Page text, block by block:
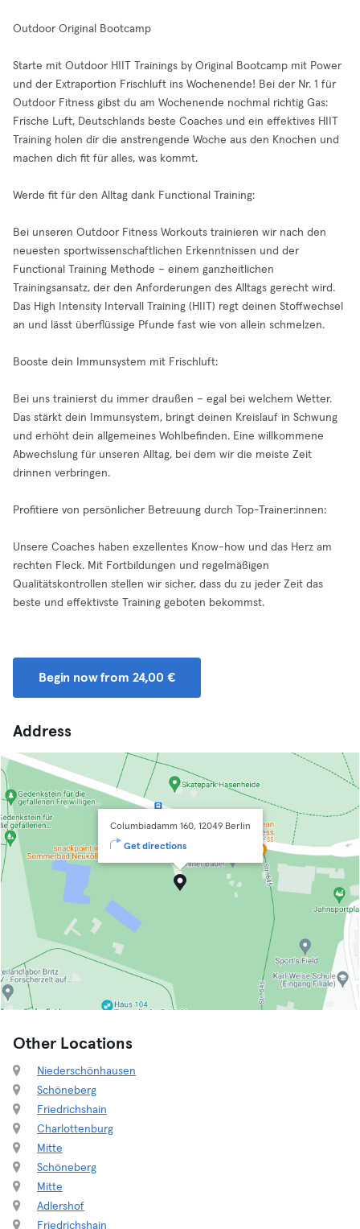
Outdoor Original Bootcamp
Starte mit Outdoor HIIT Trainings by Original Bootcamp mit Power
und der Extraportion Frischluft ins Wochenende! Bei der Nr. 1 für
Outdoor Fitness gibst du am Wochenende nochmal richtig Gas:
Frische Luft, Deutschlands beste Coaches und ein effektives HIIT
Training holen dir die anstrengende Woche aus den Knochen und
machen dich fit für alles, was kommt.
Werde fit für den Alltag dank Functional Training:
Bei unseren Outdoor Fitness Workouts trainieren wir nach den
neuesten sportwissenschaftlichen Erkenntnissen und der
Functional Training Methode – einem ganzheitlichen
Trainingsansatz, der den Anforderungen des Alltags gerecht wird.
Das High Intensity Intervall Training (HIIT) regt deinen Stoffwechsel
an und lässt überflüssige Pfunde fast wie von allein schmelzen.
Booste dein Immunsystem mit Frischluft:
Bei uns trainierst du immer draußen – egal bei welchem Wetter.
Das stärkt dein Immunsystem, bringt deinen Kreislauf in Schwung
und erhöht dein allgemeines Wohlbefinden. Eine willkommene
Abwechslung für unseren Alltag, bei dem wir die meiste Zeit
drinnen verbringen.
Profitiere von persönlicher Betreuung durch Top-Trainer:innen:
Unsere Coaches haben exzellentes Know-how und das Herz am
rechten Fleck. Mit Fortbildungen und regelmäßigen
Qualitätskontrollen stellen wir sicher, dass du zu jeder Zeit das
beste und effektivste Training geboten bekommst.
Begin now from 24,00 €
Address
Columbiadamm 160, 12049 Berlin
Get directions
Other Locations
Niederschönhausen
Schöneberg
Friedrichshain
Charlottenburg
Mitte
Schöneberg
Mitte
Adlershof
Friedrichshain